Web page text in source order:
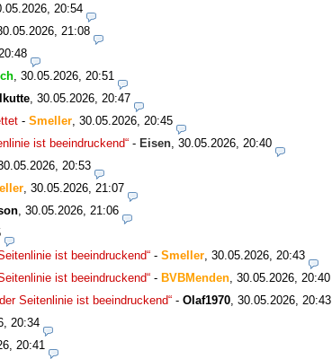
20:54
21:08
30.05.2026, 20:51
30.05.2026, 20:47
- Smeller 30.05.2026, 20:45
ist beeindruckend“ - Eisen 30.05.2026, 20:40
20:53
30.05.2026, 21:07
30.05.2026, 21:06
ist beeindruckend“ - Smeller 30.05.2026, 20:43
ist beeindruckend“ - BVBMenden 30.05.2026, 20:40
Seitenlinie ist beeindruckend“ - Olaf1970 30.05.2026, 20:43
20:34
20:41